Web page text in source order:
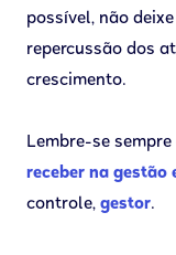
possível, não
repercussão dos
crescimento.
Lembre-se sempre
receber na gestão
controle, gestor.